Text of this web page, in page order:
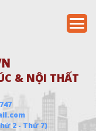
& NỘI THẤT
2 - Thứ 7)